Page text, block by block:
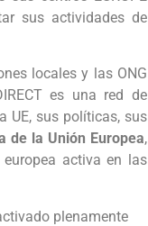
sus actividades de
locales y las ONG
es una red de
UE, sus políticas, sus
de la Unión Europea,
activa en las
plenamente